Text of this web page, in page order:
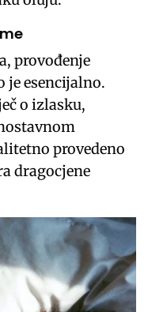
provođenje
je esencijalno.
o izlasku,
provedeno
dragocjene